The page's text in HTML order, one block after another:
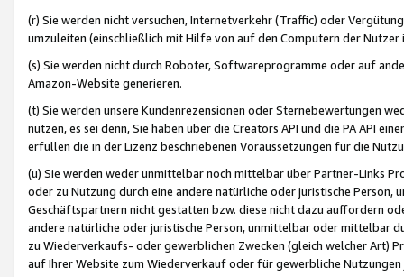
(r) Sie werden nicht versuchen, Internetverkehr (Traffic) oder
umzuleiten (einschließlich mit Hilfe von auf den Computern der
(s) Sie werden nicht durch Roboter, Softwareprogramme oder auf
Amazon-Website generieren.
(t) Sie werden unsere Kundenrezensionen oder Sternebewertungen
nutzen, es sei denn, Sie haben über die Creators API und die PA API
erfüllen die in der Lizenz beschriebenen Voraussetzungen für die
(u) Sie werden weder unmittelbar noch mittelbar über Partner-Links
oder zu Nutzung durch eine andere natürliche oder juristische
Geschäftspartnern nicht gestatten bzw. diese nicht dazu auffordern
andere natürliche oder juristische Person, unmittelbar oder mittelbar
zu Wiederverkaufs- oder gewerblichen Zwecken (gleich welcher Art)
auf Ihrer Website zum Wiederverkauf oder für gewerbliche